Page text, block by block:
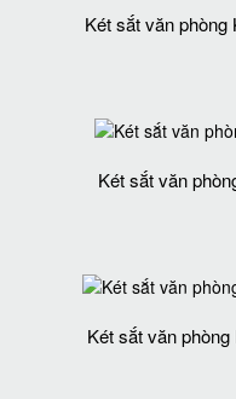
Két sắt văn phòng
Két sắt văn
Két sắt văn